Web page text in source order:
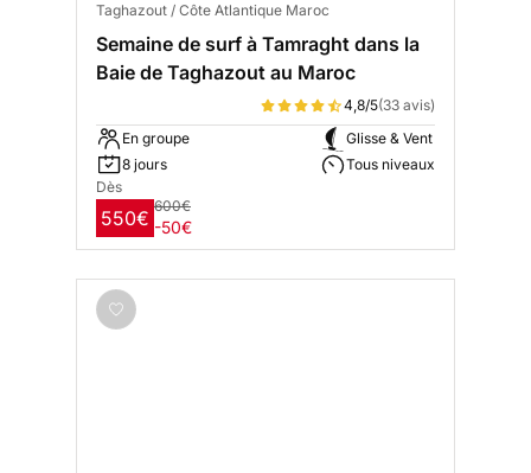
Taghazout / Côte Atlantique Maroc
Semaine de surf à Tamraght dans la
Baie de Taghazout au Maroc
4,8/5(33 avis)
En groupe
8 jours
Glisse & Vent
Tous niveaux
Dès
550€
600€
-50€